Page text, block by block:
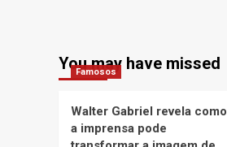
You may have missed
Famosos
Walter Gabriel revela como
a imprensa pode